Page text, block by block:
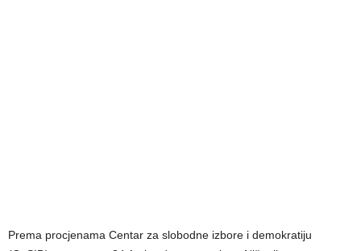
Prema procjenama Centar za slobodne izbore i demokratiju